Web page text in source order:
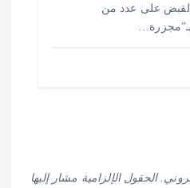
القبض على عدد من
الحقول الإلزامية مشار إليها